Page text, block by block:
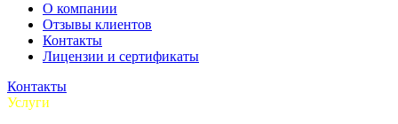
О компании
Отзывы клиентов
Контакты
Лицензии и сертификаты
Контакты
Услуги